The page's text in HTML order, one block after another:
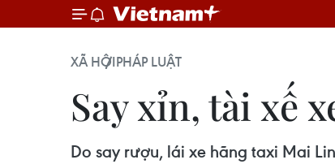
XÃ HỘIPHÁP LUẬT
Say xỉn, tài xế
Do say rượu, lái xe hãng taxi Mai